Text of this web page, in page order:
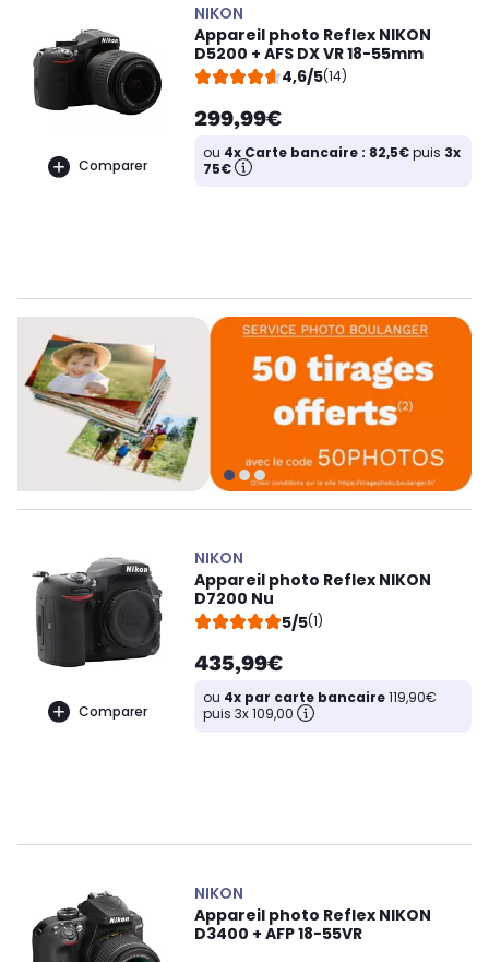
Comparer
NIKON
Appareil photo Reflex NIKON
D5200 + AFS DX VR 18-55mm
4,6/5(14)
299,99€
ou 4x Carte bancaire : 82,5€puis 3x
75€
Comparer
NIKON
Appareil photo Reflex NIKON
D7200 Nu
5/5(1)
435,99€
ou 4x par carte bancaire119,90€
puis 3x 109,00
NIKON
Appareil photo Reflex NIKON
D3400 + AFP 18-55VR